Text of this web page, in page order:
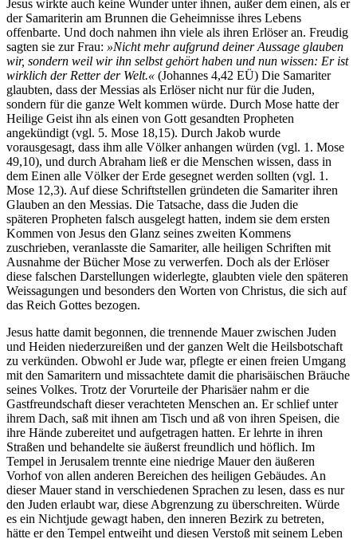
Jesus wirkte auch keine Wunder unter ihnen, außer dem einen, als er
der Samariterin am Brunnen die Geheimnisse ihres Lebens
offenbarte. Und doch nahmen ihn viele als ihren Erlöser an. Freudig
sagten sie zur Frau: »Nicht mehr aufgrund deiner Aussage glauben
wir, sondern weil wir ihn selbst gehört haben und nun wissen: Er ist
wirklich der Retter der Welt.« (Johannes 4,42 EÜ) Die Samariter
glaubten, dass der Messias als Erlöser nicht nur für die Juden,
sondern für die ganze Welt kommen würde. Durch Mose hatte der
Heilige Geist ihn als einen von Gott gesandten Propheten
angekündigt (vgl. 5. Mose 18,15). Durch Jakob wurde
vorausgesagt, dass ihm alle Völker anhangen würden (vgl. 1. Mose
49,10), und durch Abraham ließ er die Menschen wissen, dass in
dem Einen alle Völker der Erde gesegnet werden sollten (vgl. 1.
Mose 12,3). Auf diese Schriftstellen gründeten die Samariter ihren
Glauben an den Messias. Die Tatsache, dass die Juden die
späteren Propheten falsch ausgelegt hatten, indem sie dem ersten
Kommen von Jesus den Glanz seines zweiten Kommens
zuschrieben, veranlasste die Samariter, alle heiligen Schriften mit
Ausnahme der Bücher Mose zu verwerfen. Doch als der Erlöser
diese falschen Darstellungen widerlegte, glaubten viele den späteren
Weissagungen und besonders den Worten von Christus, die sich auf
das Reich Gottes bezogen.
Jesus hatte damit begonnen, die trennende Mauer zwischen Juden
und Heiden niederzureißen und der ganzen Welt die Heilsbotschaft
zu verkünden. Obwohl er Jude war, pflegte er einen freien Umgang
mit den Samaritern und missachtete damit die pharisäischen Bräuche
seines Volkes. Trotz der Vorurteile der Pharisäer nahm er die
Gastfreundschaft dieser verachteten Menschen an. Er schlief unter
ihrem Dach, saß mit ihnen am Tisch und aß von ihren Speisen, die
ihre Hände zubereitet und aufgetragen hatten. Er lehrte in ihren
Straßen und behandelte sie äußerst freundlich und höflich. Im
Tempel in Jerusalem trennte eine niedrige Mauer den äußeren
Vorhof von allen anderen Bereichen des heiligen Gebäudes. An
dieser Mauer stand in verschiedenen Sprachen zu lesen, dass es nur
den Juden erlaubt war, diese Abgrenzung zu überschreiten. Würde
es ein Nichtjude gewagt haben, den inneren Bezirk zu betreten,
hätte er den Tempel entweiht und diesen Verstoß mit seinem Leben